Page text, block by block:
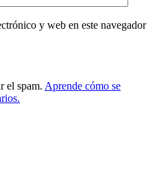
y web en este navegador
el spam. Aprende cómo se